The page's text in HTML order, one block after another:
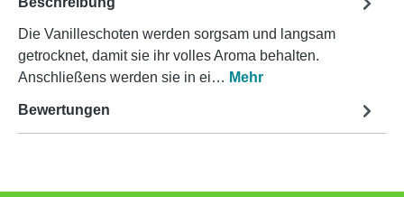
Die Vanilleschoten werden sorgsam und langsam
getrocknet, damit sie ihr volles Aroma behalten.
Anschließens werden sie in ei… Mehr
Bewertungen